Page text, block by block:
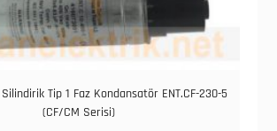
Tip 1 Faz Kondansatör ENT.CF-230-5
(CF/CM Serisi)